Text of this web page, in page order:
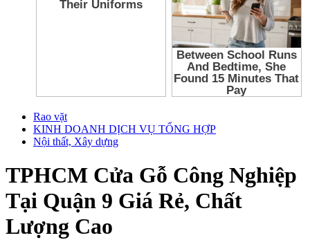
Rao vặt
KINH DOANH DỊCH VỤ TỔNG HỢP
Nội thất, Xây dựng
TPHCM Cửa Gỗ Công Nghiệp
Tại Quận 9 Giá Rẻ, Chất
Lượng Cao